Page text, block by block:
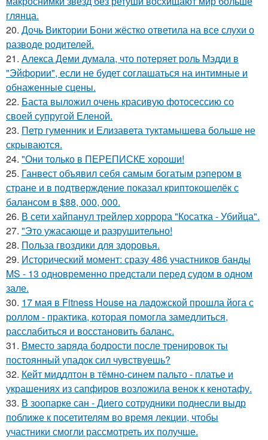
глянца.
20. Дочь Виктории Бони жёстко ответила на все слухи о
разводе родителей.
21. Алекса Деми думала, что потеряет роль Мэдди в
"Эйфории", если не будет соглашаться на интимные и
обнаженные сцены.
22. Баста выложил очень красивую фотосессию со
своей супругой Еленой.
23. Петр гуменник и Елизавета туктамышева больше не
скрываются.
24. "Они только в ПЕРЕПИСКЕ хороши!
25. Ганвест объявил себя самым богатым рэпером в
стране и в подтверждение показал криптокошелёк с
балансом в $88, 000, 000.
26. В сети хайпанул трейлер хоррора "Косатка - Убийца".
27. "Это ужасающе и разрушительно!
28. Польза гвоздики для здоровья.
29. Исторический момент: сразу 486 участников банды
MS - 13 одновременно предстали перед судом в одном
зале.
30. 17 мая в Fitness House на ладожской прошла йога с
роллом - практика, которая помогла замедлиться,
расслабиться и восстановить баланс.
31. Вместо заряда бодрости после тренировок ты
постоянный упадок сил чувствуешь?
32. Кейт миддлтон в тёмно-синем пальто - платье и
украшениях из сапфиров возложила венок к кенотафу.
33. В зоопарке сан - Диего сотрудники поднесли выдр
поближе к посетителям во время лекции, чтобы
участники смогли рассмотреть их получше.